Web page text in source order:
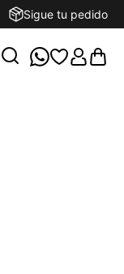
Sigue tu pedido